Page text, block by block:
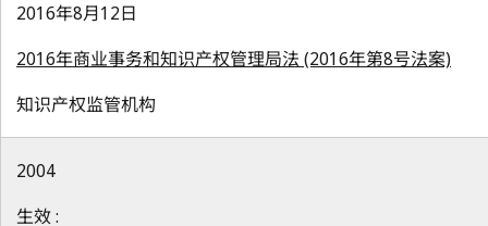
2016年8月12日
2016年商业事务和知识产权管理局法 (2016年第8号法案)
知识产权监管机构
2004
生效 :